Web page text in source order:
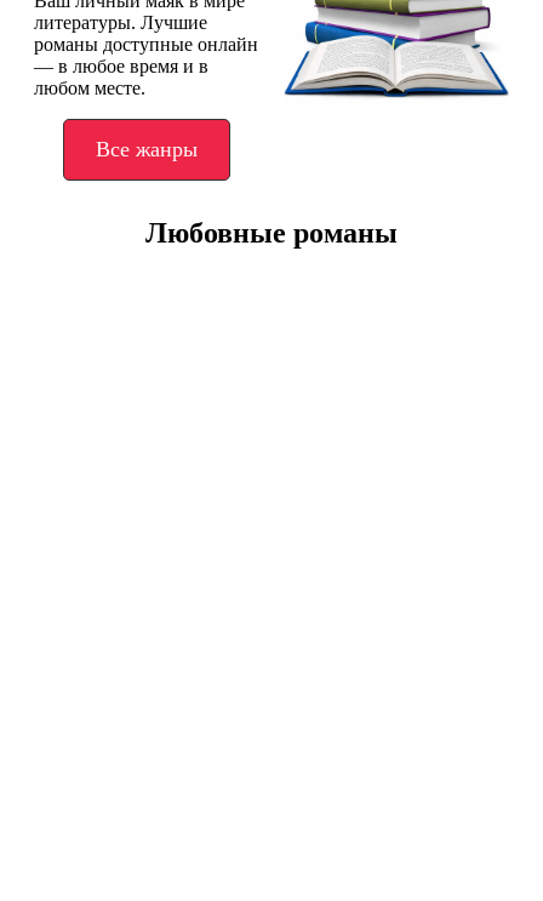
литературы. Лучшие
романы доступные онлайн
— в любое время и в
любом месте.
Все жанры
Любовные романы